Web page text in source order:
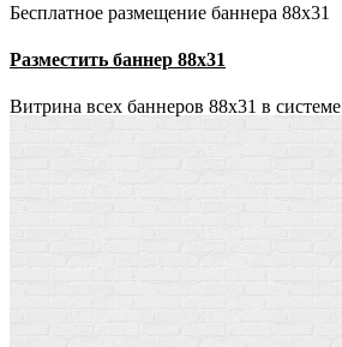
Бесплатное размещение баннера 88х31
Разместить баннер 88х31
Витрина всех баннеров 88x31 в системе